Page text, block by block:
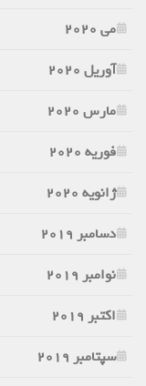
می 2020
آوریل 2020
مارس 2020
فوریه 2020
ژانویه 2020
دسامبر 2019
نوامبر 2019
اکتبر 2019
سپتامبر 2019